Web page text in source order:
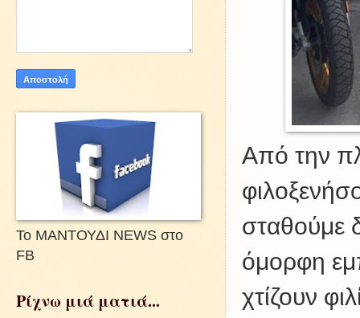
Από την
σταθούμε
όμορφη
χτίζουν
Το ΜΑΝΤΟΥΔΙ NEWS στο
FB
Ρίχνω μιά ματιά...